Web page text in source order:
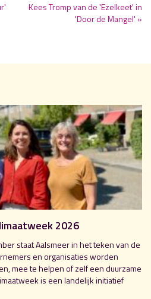
Kees Tromp van de 'Ezelkeet' in
'Door de Mangel' »
2026
staat Aalsmeer in het teken van de
en organisaties worden
mee te helpen of zelf een duurzame
is een landelijk initiatief